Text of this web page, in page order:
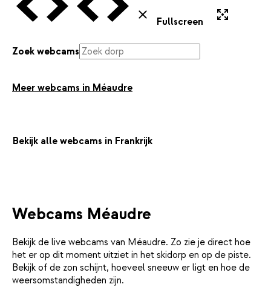
Sluiten
Fullscreen
Zoek webcams
Meer webcams in Méaudre
Bekijk alle webcams in Frankrijk
Webcams Méaudre
Bekijk de live webcams van Méaudre. Zo zie je direct hoe
het er op dit moment uitziet in het skidorp en op de piste.
Bekijk of de zon schijnt, hoeveel sneeuw er ligt en hoe de
weersomstandigheden zijn.